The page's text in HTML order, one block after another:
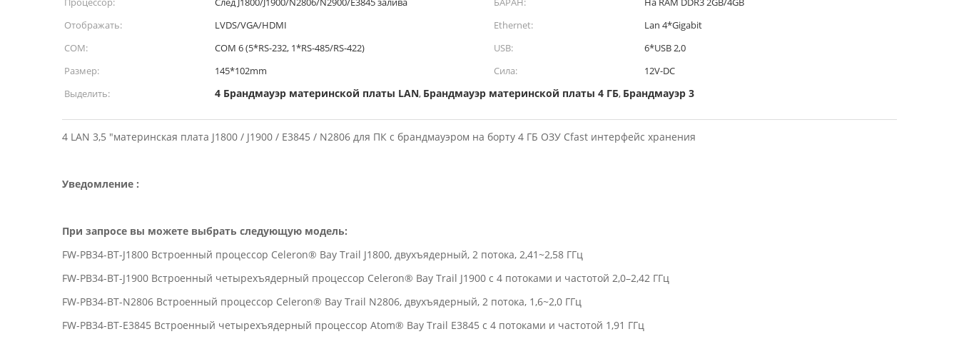
Отображать:
LVDS/VGA/HDMI Ethernet:
Lan 4*Gigabit
COM:
COM 6 (5*RS-232, 1*RS-485/RS-422) USB:
6*USB 2,0
Размер:
145*102mm Сила:
12V-DC
Выделить:
4 Брандмауэр материнской платы LAN, Брандмауэр материнской платы 4 ГБ, Брандмауэр 3
4 LAN 3,5 "материнская плата J1800 / J1900 / E3845 / N2806 для ПК с брандмауэром на борту 4 ГБ ОЗУ Cfast интерфейс хранения
Уведомление :
При запросе вы можете выбрать следующую модель:
FW-PB34-BT-J1800 Встроенный процессор Celeron® Bay Trail J1800, двухъядерный, 2 потока, 2,41~2,58 ГГц
FW-PB34-BT-J1900 Встроенный четырехъядерный процессор Celeron® Bay Trail J1900 с 4 потоками и частотой 2,0–2,42 ГГц
FW-PB34-BT-N2806 Встроенный процессор Celeron® Bay Trail N2806, двухъядерный, 2 потока, 1,6~2,0 ГГц
FW-PB34-BT-E3845 Встроенный четырехъядерный процессор Atom® Bay Trail E3845 с 4 потоками и частотой 1,91 ГГц